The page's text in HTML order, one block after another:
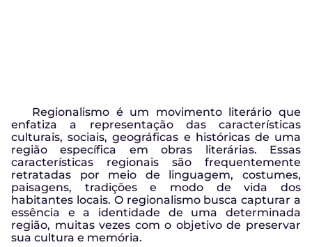
Regionalismo é um movimento literário que
enfatiza a representação das características
culturais, sociais, geográficas e históricas de uma
região específica em obras literárias. Essas
características regionais são frequentemente
retratadas por meio de linguagem, costumes,
paisagens, tradições e modo de vida dos
habitantes locais. O regionalismo busca capturar a
essência e a identidade de uma determinada
região, muitas vezes com o objetivo de preservar
sua cultura e memória.